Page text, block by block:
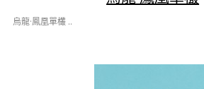
烏龍·鳳凰單欉 ..